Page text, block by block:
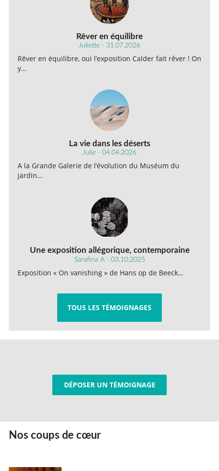
Rêver en équilibre
Juliette - 31.07.2026
Rêver en équilibre, oui l’exposition Calder fait rêver ! On
y…
La vie dans les déserts
Julie - 04.04.2026
A la Grande Galerie de l’évolution du Muséum du
jardin…
Une exposition allégorique, contemporaine
Sarafina A - 03.10.2025
Exposition « On vanishing » de Hans op de Beeck…
TOUS LES TÉMOIGNAGES
DÉPOSER UN TÉMOIGNAGE
Nos coups de cœur